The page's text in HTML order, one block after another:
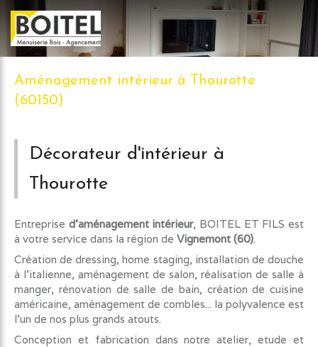
Aménagement intérieur à Thourotte
(60150)
Décorateur d'intérieur à
Thourotte
Entreprise d'aménagement intérieur, BOITEL ET FILS est
à votre service dans la région de Vignemont (60).
Création de dressing, home staging, installation de douche
à l'italienne, aménagement de salon, réalisation de salle à
manger, rénovation de salle de bain, création de cuisine
américaine, aménagement de combles... la polyvalence est
l'un de nos plus grands atouts.
Conception et fabrication dans notre atelier, etude et